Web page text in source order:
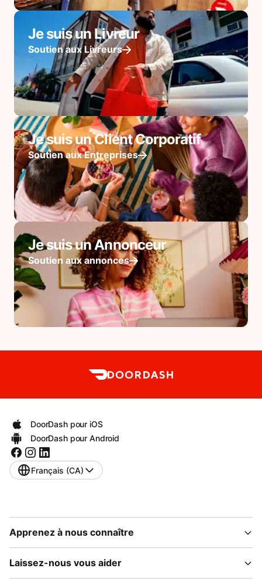
Je suis un Livreur
Soutien aux Livreurs
Je suis un Client Corporatif
Soutien aux Entreprises
Je suis un Annonceur
Soutien aux annonces
DoorDash pour iOS
DoorDash pour Android
Français (CA)
Apprenez à nous connaître
Laissez-nous vous aider